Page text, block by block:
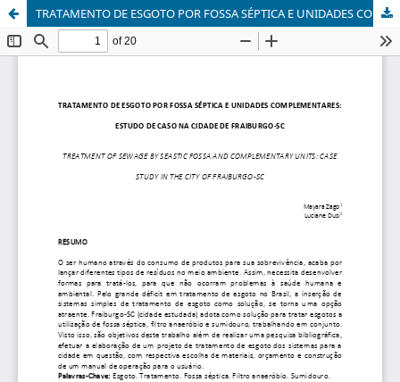
TRATAMENTO DE ESGOTO POR FOSSA SÉPTICA E UNIDADES COMPLEMENTARES: ESTUDO DE CASO NA CIDADE DE FRAIBURGO-SC